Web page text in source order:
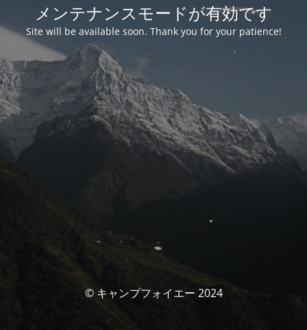
メンテナンスモードが有効です
Site will be available soon. Thank you for your patience!
© キャンプフォイエー 2024